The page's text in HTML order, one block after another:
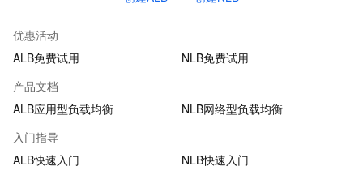
优惠活动
ALB免费试用
NLB免费试用
产品文档
ALB应用型负载均衡
NLB网络型负载均衡
入门指导
ALB快速入门
NLB快速入门